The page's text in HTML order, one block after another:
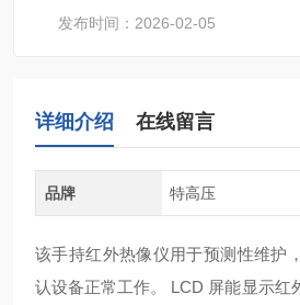
发布时间：2026-02-05
详细介绍 在线留言
品牌 特高压
该手持红外热像仪用于预测性维护
认设备正常工作。 LCD 屏能显示红